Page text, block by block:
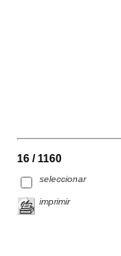
16 / 1160
seleccionar
imprimir